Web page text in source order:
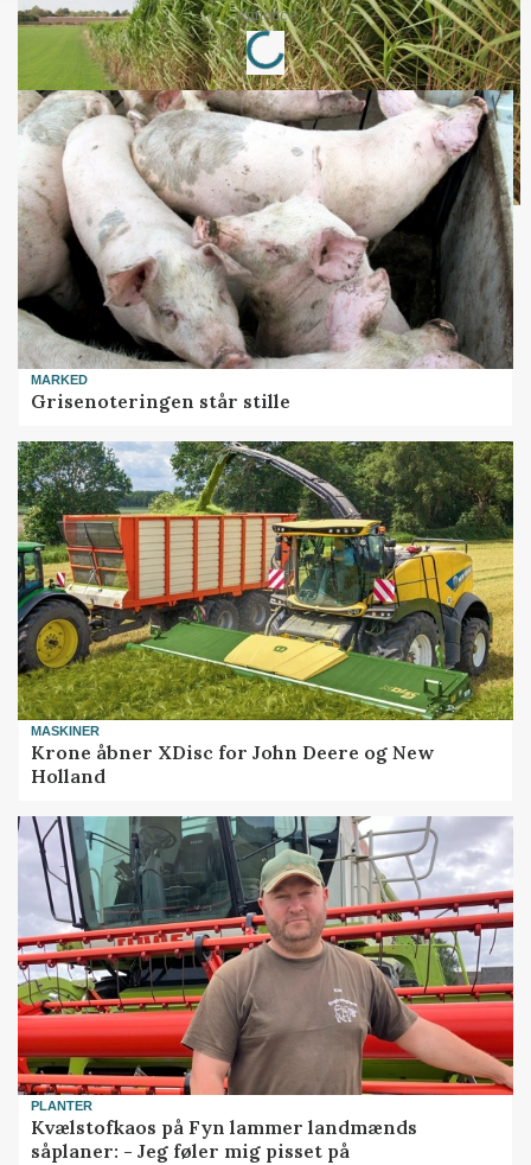
Annonce
Loading...
MARKED
Grisenoteringen står stille
MASKINER
Krone åbner XDisc for John Deere og New
Holland
PLANTER
Kvælstofkaos på Fyn lammer landmænds
såplaner: - Jeg føler mig pisset på